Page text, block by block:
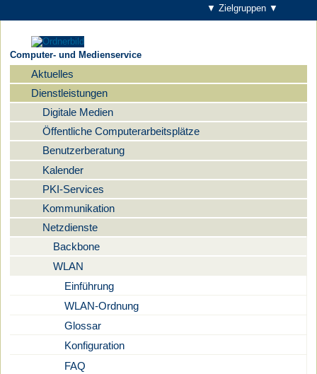
▼ Zielgruppen ▼
Computer- und Medienservice
Navigation
Aktuelles
Dienstleistungen
Digitale Medien
Öffentliche Computerarbeitsplätze
Benutzerberatung
Kalender
PKI-Services
Kommunikation
Netzdienste
Backbone
WLAN
Einführung
WLAN-Ordnung
Glossar
Konfiguration
FAQ